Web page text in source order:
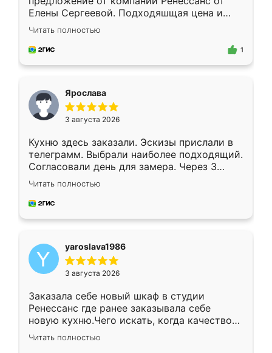
Елены Сергеевой. Подходяшщая цена и
короткие сроки изготовления. Приехавший
для замера сотрудник Владислав
предложил по моему эскизу самый
Читать полностью
1
Ярослава
3 августа 2026
Кухню здесь заказали. Эскизы прислали в
телеграмм. Выбрали наиболее подходящий.
Согласовали день для замера. Через 3
недели кухня была уже готова. Остались
довольны работой. Спасибо Ренессанс
мебель за качественную работу!
Читать полностью
yaroslava1986
3 августа 2026
Заказала себе новый шкаф в студии
Ренессанс где ранее заказывала себе
новую кухню.Чего искать, когда качеством
вполне довольна. Служит кухня уже почти
два года, нареканий нет.
Читать полностью